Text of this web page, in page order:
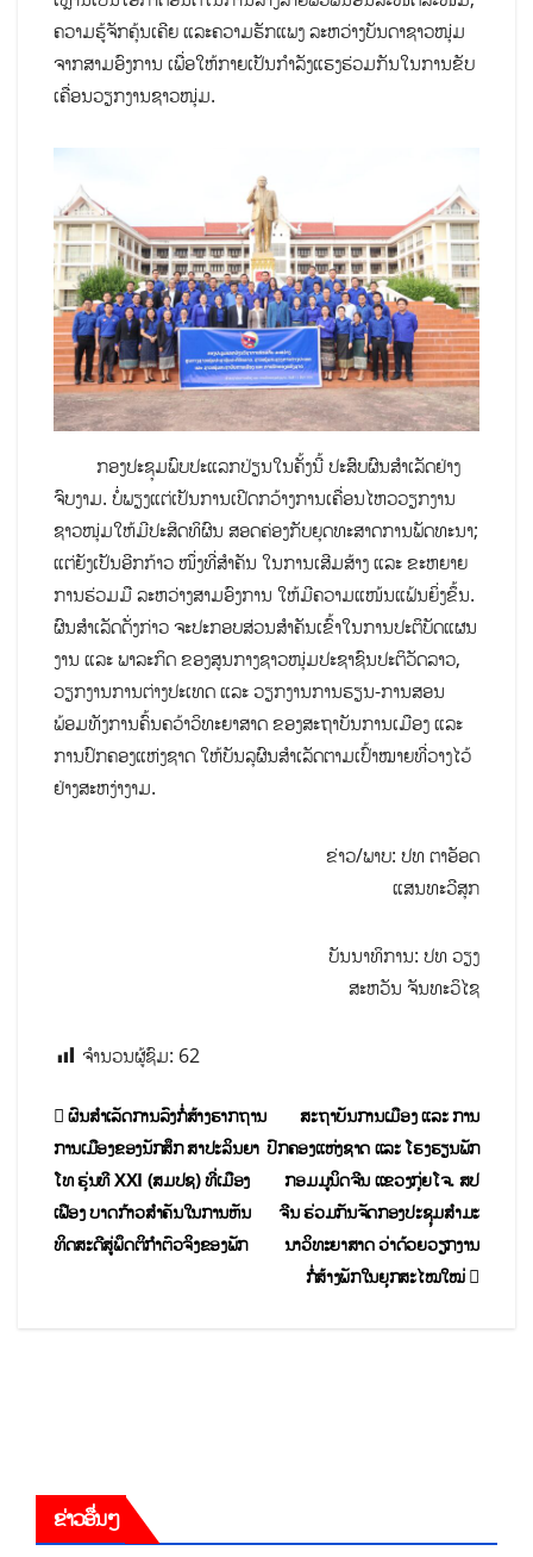
ຄວາມຮູ້ຈັກຄຸ້ນເຄີຍ ແລະຄວາມຮັກແພງ ລະຫວ່າງບັນດາຊາວໜຸ່ມ
ຈາກສາມອົງການ ເພື່ອໃຫ້ກາຍເປັນກຳລັງແຮງຮ່ວມກັນໃນການຂັບ
ເຄື່ອນວຽກງານຊາວໜຸ່ມ.
ກອງປະຊຸມພົບປະແລກປ່ຽນໃນຄັ້ງນີ້ ປະສົບຜົນສຳເລັດຢ່າງ
ຈົບງາມ. ບໍ່ພຽງແຕ່ເປັນການເປີດກວ້າງການເຄື່ອນໄຫວວຽກງານ
ຊາວໜຸ່ມໃຫ້ມີປະສິດທິຜົນ ສອດຄ່ອງກັບຍຸດທະສາດການພັດທະນາ;
ແຕ່ຍັງເປັນອີກກ້າວ ໜຶ່ງທີ່ສຳຄັນ ໃນການເສີມສ້າງ ແລະ ຂະຫຍາຍ
ການຮ່ວມມື ລະຫວ່າງສາມອົງການ ໃຫ້ມີຄວາມແໜ້ນແຟ້ນຍິ່ງຂຶ້ນ.
ຜົນສຳເລັດດັ່ງກ່າວ ຈະປະກອບສ່ວນສຳຄັນເຂົ້າໃນການປະຕິບັດແຜນ
ງານ ແລະ ພາລະກິດ ຂອງສູນກາງຊາວໜຸ່ມປະຊາຊົນປະຕິວັດລາວ,
ວຽກງານການຕ່າງປະເທດ ແລະ ວຽກງານການຮຽນ-ການສອນ
ພ້ອມທັງການຄົ້ນຄວ້າວິທະຍາສາດ ຂອງສະຖາບັນການເມືອງ ແລະ
ການປົກຄອງແຫ່ງຊາດ ໃຫ້ບັນລຸຜົນສຳເລັດຕາມເປົ້າໝາຍທີ່ວາງໄວ້
ຢ່າງສະຫງ່າງາມ.
ຂ່າວ/ພາບ: ປທ ຕາອັອດ
ແສນທະວີສຸກ
ບັນນາທິການ: ປທ ວຽງ
ສະຫວັນ ຈັນທະວິໄຊ
ຈຳນວນຜູ້ຊົມ: 62
ສະຖາບັນການເມືອງ ແລະ ການ
ປົກຄອງແຫ່ງຊາດ ແລະ ໂຮງຮຽນພັກ
ກອມມູນິດຈີນ ແຂວງກຸ່ຍໂຈ. ສປ
ຈີນ ຮ່ວມກັນຈັດກອງປະຊຸມສຳມະ
ນາວິທະຍາສາດ ວ່າດ້ວຍວຽກງານ
ກໍ່ສ້າງພັກໃນຍຸກສະໄໝໃໝ່
ຜົນສຳເລັດການລົງກໍ່ສ້າງຮາກຖານ
ການເມືອງຂອງນັກສຶກ ສາປະລິນຍາ
ໂທ ຮຸ່ນທີ XXI (ສມປຊ) ທີ່ເມືອງ
ເຟືອງ ບາດກ້າວສຳຄັນໃນການຫັນ
ທິດສະດີສູ່ພຶດຕິກຳຕົວຈິງຂອງພັກ
ຂ່າວອື່ນໆ